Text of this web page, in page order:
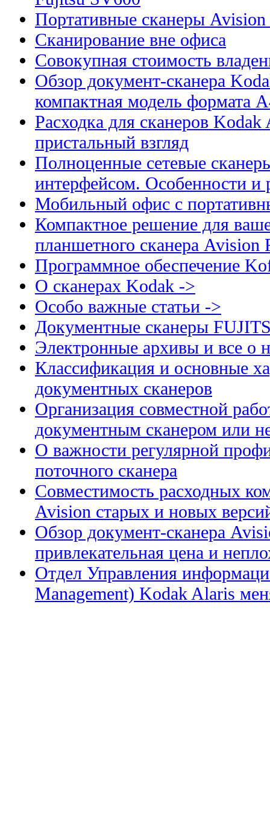
Портативные сканеры Avision
Сканирование вне офиса
Совокупная стоимость
Обзор документ-сканера
компактная модель формата
Расходка для сканеров
пристальный взгляд
Полноценные сетевые
интерфейсом. Особенности и
Мобильный офис с
Компактное решение для
планшетного сканера Avision
Программное обеспечение
О сканерах Kodak ->
Особо важные статьи ->
Документные сканеры
Электронные архивы и все о
Классификация и основные
документных сканеров
Организация совместной
документным сканером или
О важности регулярной
поточного сканера
Совместимость расходных
Avision старых и новых
Обзор документ-сканера
привлекательная цена и
Отдел Управления
Management) Kodak Alaris